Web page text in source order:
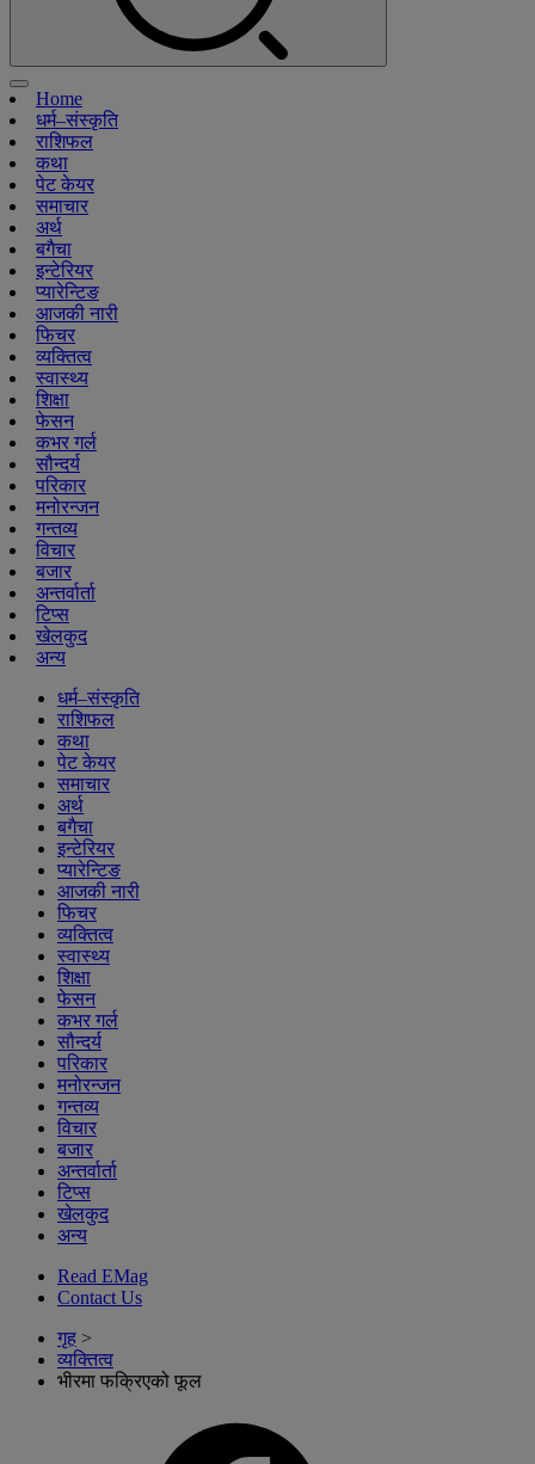
Home
धर्म–संस्कृति
राशिफल
कथा
पेट केयर
समाचार
अर्थ
बगैचा
इन्टेरियर
प्यारेन्टिङ
आजकी नारी
फिचर
व्यक्तित्व
स्वास्थ्य
शिक्षा
फेसन
कभर गर्ल
सौन्दर्य
परिकार
मनोरन्जन
गन्तव्य
विचार
बजार
अन्तर्वार्ता
टिप्स
खेलकुद
अन्य
धर्म–संस्कृति
राशिफल
कथा
पेट केयर
समाचार
अर्थ
बगैचा
इन्टेरियर
प्यारेन्टिङ
आजकी नारी
फिचर
व्यक्तित्व
स्वास्थ्य
शिक्षा
फेसन
कभर गर्ल
सौन्दर्य
परिकार
मनोरन्जन
गन्तव्य
विचार
बजार
अन्तर्वार्ता
टिप्स
खेलकुद
अन्य
Read EMag
Contact Us
गृह >
व्यक्तित्व
भीरमा फक्रिएको फूल